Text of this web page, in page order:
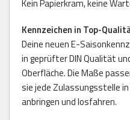
Kein Papierkram, keine
Kennzeichen in Top-
Deine neuen E-
in geprüfter DIN Qualität
Oberfläche. Die Maße
sie jede Zulassungsstelle
anbringen und losfahren.